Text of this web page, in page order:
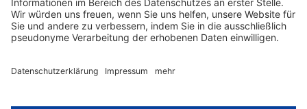
KI und Datenschutz
Hinweisgebersystem mit
Wichtige Gesetze als Volltext